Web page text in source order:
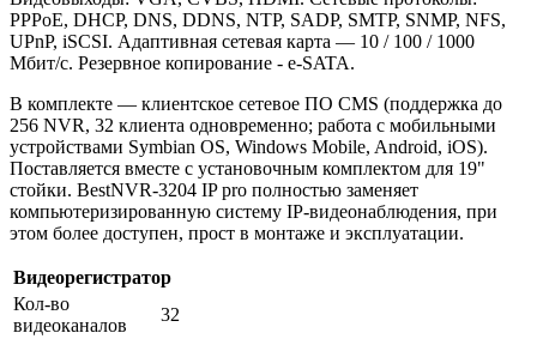
PPPoE, DHCP, DNS, DDNS, NTP, SADP, SMTP, SNMP, NFS,
UPnP, iSCSI. Адаптивная сетевая карта — 10 / 100 / 1000
Мбит/с. Резервное копирование - e-SATA.
В комплекте — клиентское сетевое ПО CMS (поддержка до
256 NVR, 32 клиента одновременно; работа с мобильными
устройствами Symbian OS, Windows Mobile, Android, iOS).
Поставляется вместе с установочным комплектом для 19"
стойки. BestNVR-3204 IP pro полностью заменяет
компьютеризированную систему IP-видеонаблюдения, при
этом более доступен, прост в монтаже и эксплуатации.
Видеорегистратор
Кол-во
видеоканалов
32